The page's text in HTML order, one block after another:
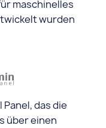
maschinelles
wurden
das die
über einen